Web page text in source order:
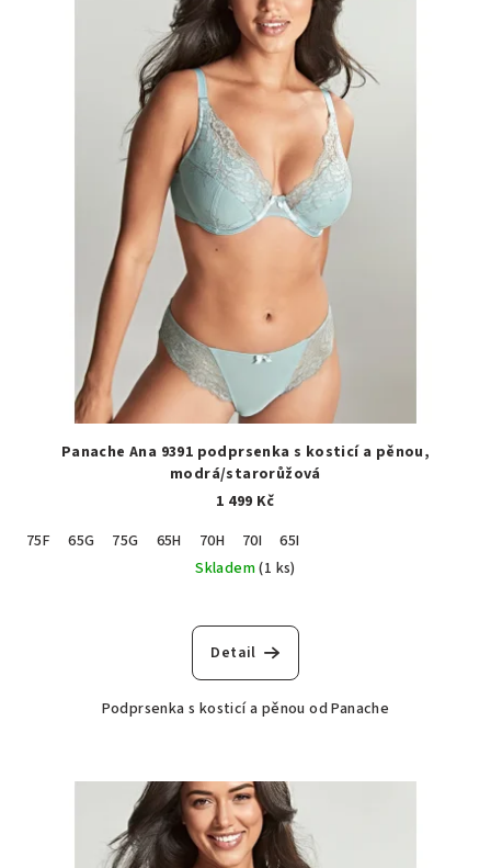
Panache Ana 9391 podprsenka s kosticí a pěnou,
modrá/starorůžová
1 499 Kč
75F
65G 75G 65H 70H 70I
65I
Skladem(1 ks)
Detail
Podprsenka s kosticí a pěnou od Panache